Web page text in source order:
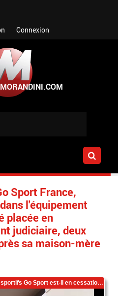
Connexion
Sport France,
l'équipement
placée en
judiciaire, deux
sa maison-mère